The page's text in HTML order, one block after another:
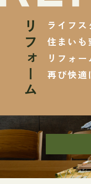
リフォーム
ライフス
住まいも
リフォ
再び快適